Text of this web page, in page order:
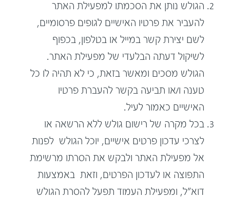
הגולש נותן את הסכמתו למפעילת האתר
להעביר את פרטיו האישיים לגופים פרסומיים,
לשם יצירת קשר במייל או בטלפון, בכפוף
לשיקול דעתה הבלעדי של מפעילת האתר.
הגולש מסכים ומאשר בזאת, כי לא תהיה לו כל
טענה ו/או תביעה בקשר להעברת פרטיו
האישיים כאמור לעיל.
בכל מקרה של רישום גולש ללא הרשאה או
לצרכי עדכון פרטים אישיים, יוכל הגולש לפנות
אל מפעילת האתר ולבקש את הסרתו מרשימת
התפוצה או לעדכון הפרטים, וזאת באמצעות
דוא"ל, ומפעילת העמוד תפעל להסרת הגולש